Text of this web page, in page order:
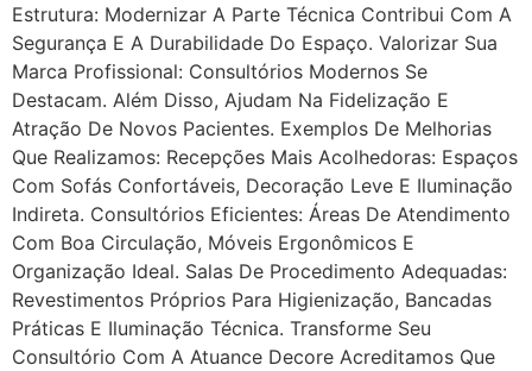
Estrutura: Modernizar A Parte Técnica Contribui Com A
Segurança E A Durabilidade Do Espaço. Valorizar Sua
Marca Profissional: Consultórios Modernos Se
Destacam. Além Disso, Ajudam Na Fidelização E
Atração De Novos Pacientes. Exemplos De Melhorias
Que Realizamos: Recepções Mais Acolhedoras: Espaços
Com Sofás Confortáveis, Decoração Leve E Iluminação
Indireta. Consultórios Eficientes: Áreas De Atendimento
Com Boa Circulação, Móveis Ergonômicos E
Organização Ideal. Salas De Procedimento Adequadas:
Revestimentos Próprios Para Higienização, Bancadas
Práticas E Iluminação Técnica. Transforme Seu
Consultório Com A Atuance Decore Acreditamos Que